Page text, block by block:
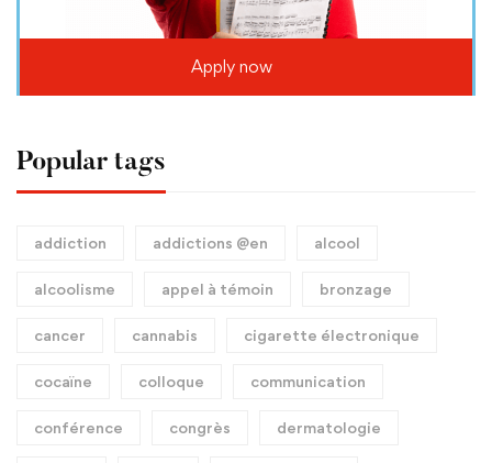
Apply now
Popular tags
addiction addictions @en alcool
alcoolisme appel à témoin bronzage
cancer cannabis cigarette électronique
cocaïne colloque communication
conférence congrès dermatologie